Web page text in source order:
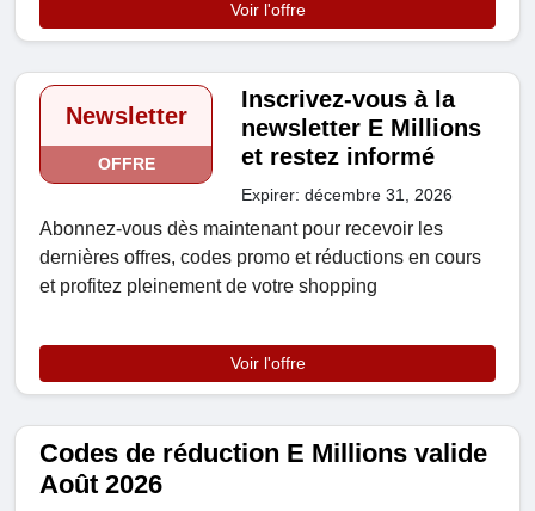
Voir l'offre
Newsletter
OFFRE
Inscrivez-vous à la
newsletter E Millions
et restez informé
Expirer: décembre 31, 2026
Abonnez-vous dès maintenant pour recevoir les
dernières offres, codes promo et réductions en cours
et profitez pleinement de votre shopping
Voir l'offre
Codes de réduction E Millions valide
Août 2026